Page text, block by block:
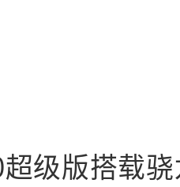
级版搭载骁